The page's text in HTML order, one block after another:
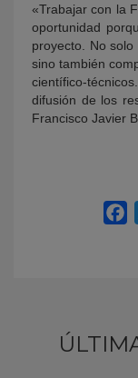
«Trabajar con la
oportunidad
proyecto. No solo
sino también
científico-
difusión de los
Francisco Javier